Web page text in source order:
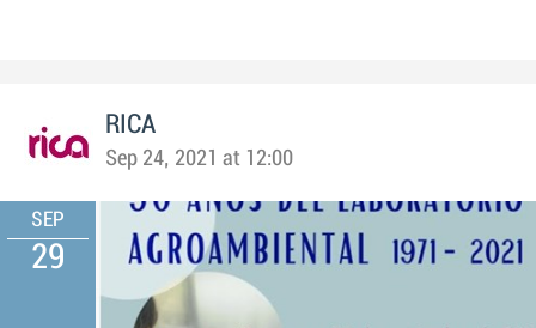
RICA
Sep 24, 2021 at 12:00
SEP
29